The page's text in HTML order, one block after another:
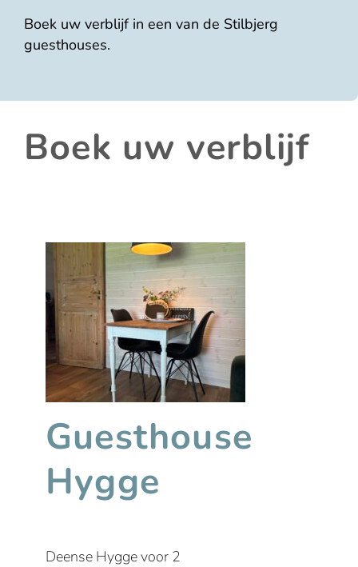
Boek uw verblijf in een van de Stilbjerg
guesthouses.
Boek uw verblijf
Guesthouse
Hygge
Deense Hygge voor 2